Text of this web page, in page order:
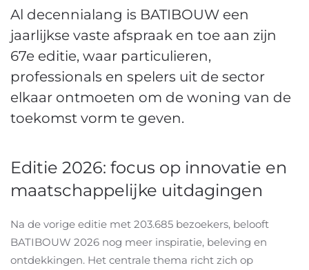
Al decennialang is BATIBOUW een
jaarlijkse vaste afspraak en toe aan zijn
67e editie, waar particulieren,
professionals en spelers uit de sector
elkaar ontmoeten om de woning van de
toekomst vorm te geven.
Editie 2026: focus op innovatie en
maatschappelijke uitdagingen
Na de vorige editie met 203.685 bezoekers, belooft
BATIBOUW 2026 nog meer inspiratie, beleving en
ontdekkingen. Het centrale thema richt zich op